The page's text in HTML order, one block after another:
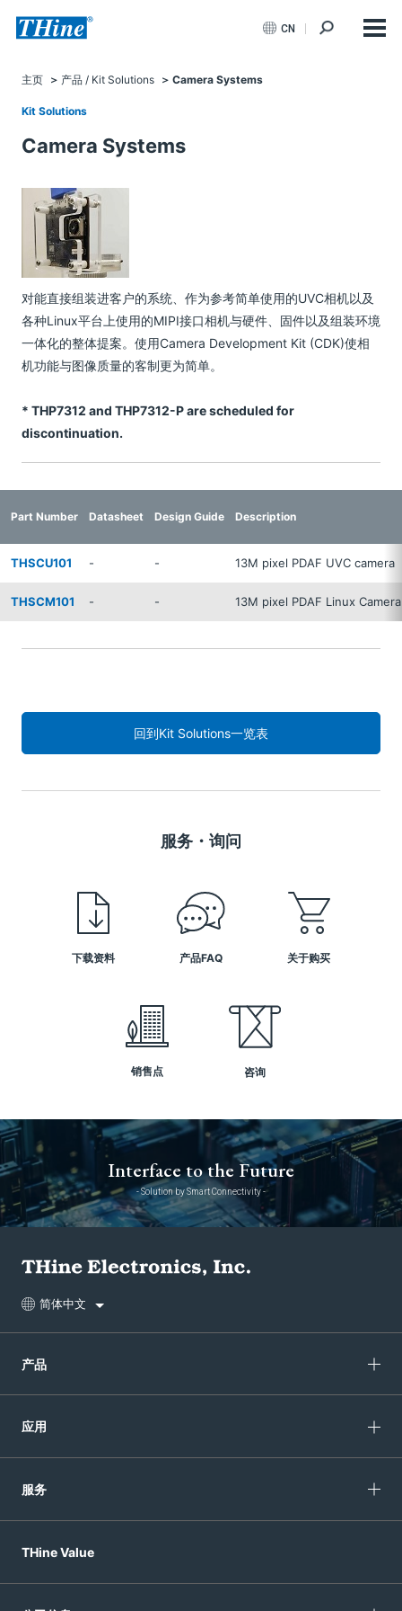
CN
主页 产品 / Kit Solutions Camera Systems
Kit Solutions
Camera Systems
对能直接组装进客户的系统、作为参考简单使用的UVC相机以及
各种Linux平台上使用的MIPI接口相机与硬件、固件以及组装环境
一体化的整体提案。使用Camera Development Kit (CDK)使相
机功能与图像质量的客制更为简单。
* THP7312 and THP7312-P are scheduled for
discontinuation.
Part Number Datasheet Design Guide Description
THSCU101 - - 13M pixel PDAF UVC camera
THSCM101 - - 13M pixel PDAF Linux Camera
回到Kit Solutions一览表
服务・询问
下载资料 产品FAQ 关于购买
销售点 咨询
Interface to the Future
- Solution by Smart Connectivity -
简体中文
产品
应用
服务
THine Value